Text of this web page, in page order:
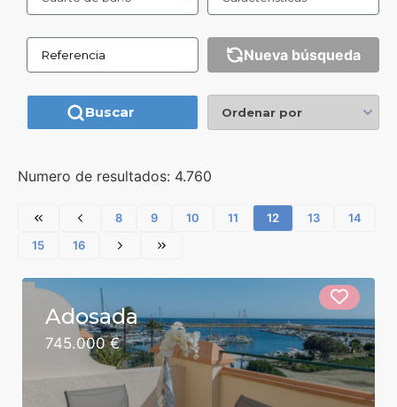
Buscar
Nueva búsqueda
Ordenar por
Numero de resultados: 4.760
8 9 10 11 12 13
14
15
16
Adosada
745.000 €